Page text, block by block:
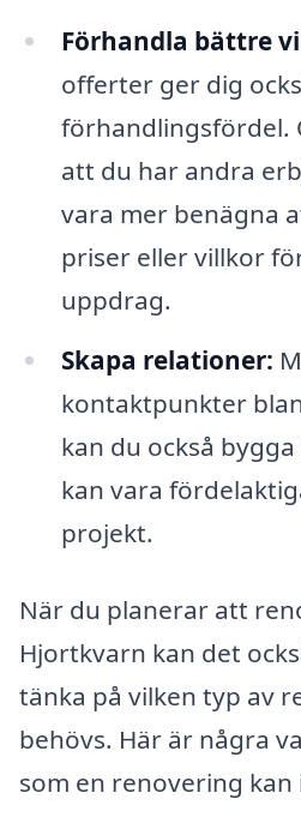
Förhandla bättre
offerter ger dig
förhandlingsfördel.
att du har andra
vara mer benägna
priser eller villkor
uppdrag.
Skapa relationer:
kontaktpunkter
kan du också
kan vara
projekt.
När du planerar att
Hjortkvarn kan det
tänka på vilken typ av
behövs. Här är några
som en renovering kan